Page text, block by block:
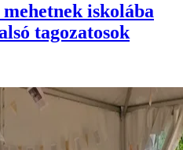
iskolába
tagozatosok